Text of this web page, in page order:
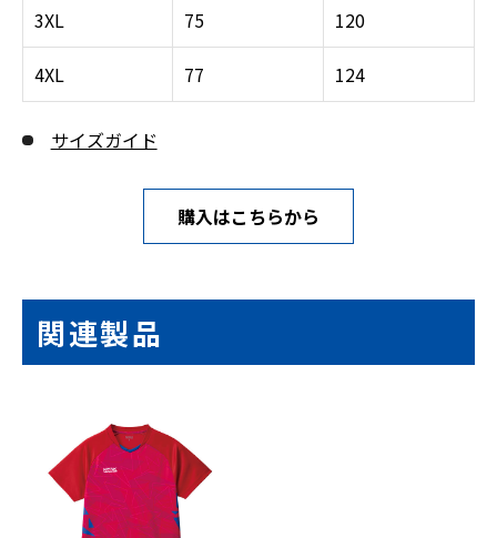
3XL 75 120
4XL 77 124
サイズガイド
購入はこちらから
関連製品